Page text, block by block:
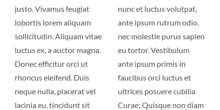
justo. Vivamus feugiat
lobortis lorem aliquam
sollicitudin. Aliquam vitae
luctus ex, a auctor magna.
Donec efficitur orci ut
rhoncus eleifend. Duis
neque nulla, placerat vel
lacinia eu, tincidunt sit
nunc et luctus volutpat,
ante ipsum rutrum odio,
nec molestie purus sapien
eu tortor. Vestibulum
ante ipsum primis in
faucibus orci luctus et
ultrices posuere cubilia
Curae; Quisque non diam